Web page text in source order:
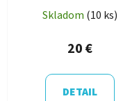
Skladom (10 ks)
20 €
DETAIL